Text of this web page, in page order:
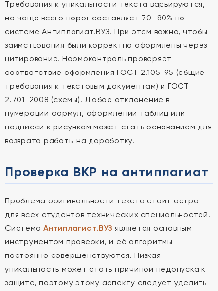
Требования к уникальности текста варьируются,
но чаще всего порог составляет 70–80% по
системе Антиплагиат.ВУЗ. При этом важно, чтобы
заимствования были корректно оформлены через
цитирование. Нормоконтроль проверяет
соответствие оформления ГОСТ 2.105-95 (общие
требования к текстовым документам) и ГОСТ
2.701-2008 (схемы). Любое отклонение в
нумерации формул, оформлении таблиц или
подписей к рисункам может стать основанием для
возврата работы на доработку.
Проверка ВКР на антиплагиат
Проблема оригинальности текста стоит остро
для всех студентов технических специальностей.
Система Антиплагиат.ВУЗ является основным
инструментом проверки, и её алгоритмы
постоянно совершенствуются. Низкая
уникальность может стать причиной недопуска к
защите, поэтому этому аспекту следует уделить